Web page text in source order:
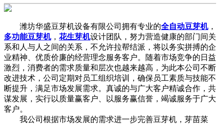
潍坊华盛豆芽机设备有限公司拥有专业的全自动豆芽机，
多功能豆芽机， 花生芽机设计团队，努力营造健康的部门间关
系和人与人之间的关系，不允许拉帮结派，将以务实拼搏的企
业精神、优质价廉的经营理念服务客户。随着市场竞争的日益
激烈，消费者的需求质量和层次也越来越高，为此本公司不断
改进技术，公司定期对员工组织培训，确保员工素质与技能不
断提升，满足市场发展需求。真诚的与广大客户精诚合作，共
谋发展，实行以质量赢客户、以服务赢信誉，竭诚服务于广大
客户。
我公司根据市场发展的需求进一步完善豆芽机，芽苗菜